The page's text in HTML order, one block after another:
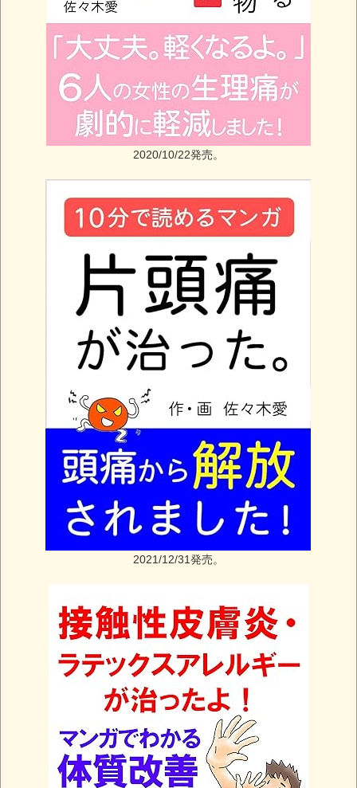
2020/10/22発売。
2021/12/31発売。